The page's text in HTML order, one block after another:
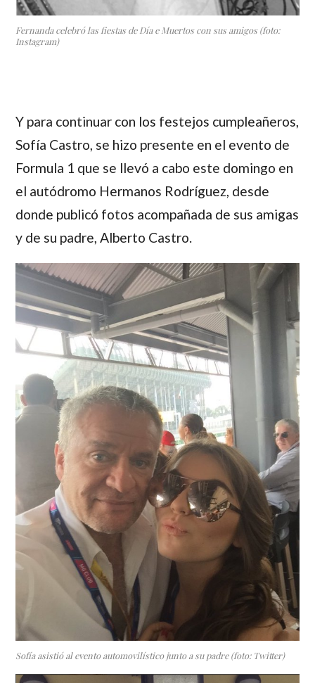
Fernanda celebró las fiestas de Día e Muertos con sus amigos (foto:
Instagram)
Y para continuar con los festejos cumpleañeros,
Sofía Castro, se hizo presente en el evento de
Formula 1 que se llevó a cabo este domingo en
el autódromo Hermanos Rodríguez, desde
donde publicó fotos acompañada de sus amigas
y de su padre,Alberto Castro.
Sofía asistió al evento automovilístico junto a su padre (foto: Twitter)